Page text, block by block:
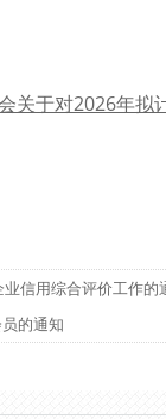
关于对2026年
信用综合评价工作的
的通知